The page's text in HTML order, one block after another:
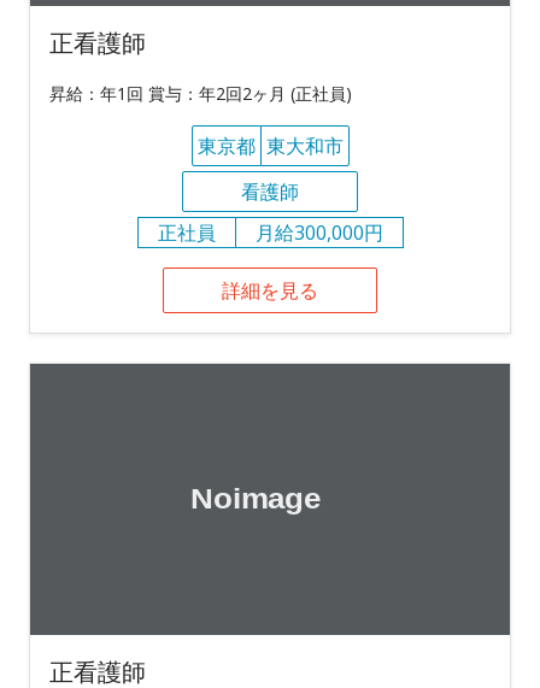
正看護師
昇給：年1回 賞与：年2回2ヶ月 (正社員)
東京都 東大和市
看護師
正社員
月給300,000円
詳細を見る
正看護師